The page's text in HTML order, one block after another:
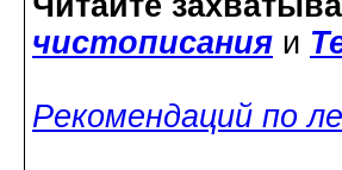
чистописания и
Рекомендаций по